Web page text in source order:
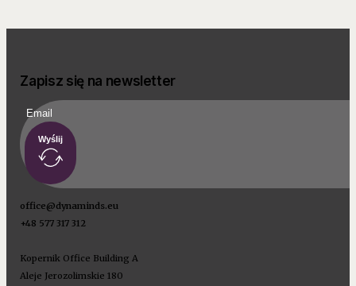
Zapisz się na newsletter
Wyślij
office@dynaminds.eu
+48 577 317 312
Kopernik Office Building A
Aleje Jerozolimskie 180